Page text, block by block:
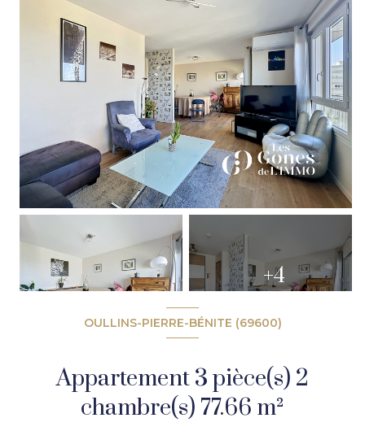
+4
OULLINS-PIERRE-BÉNITE (69600)
Appartement 3 pièce(s) 2
chambre(s) 77.66 m²